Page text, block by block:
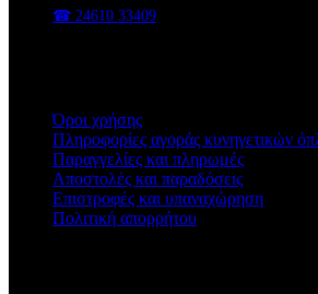
☎ 24610 33409
Όροι χρήσης
Πληροφορίες αγοράς κυνηγετικών
Παραγγελίες και πληρωμές
Αποστολές και παραδόσεις
Επιστροφές και υπαναχώρηση
Πολιτική απορρήτου